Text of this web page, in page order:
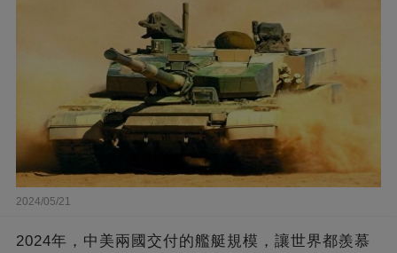
2024/05/21
2024年，中美兩國交付的艦艇規模，讓世界都羨慕